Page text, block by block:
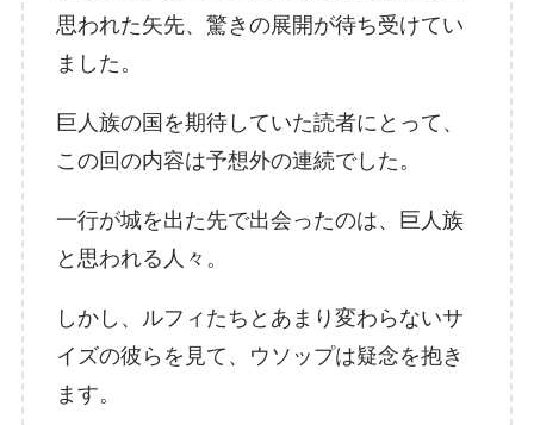
思われた矢先、驚きの展開が待ち受けてい
ました。
巨人族の国を期待していた読者にとって、
この回の内容は予想外の連続でした。
一行が城を出た先で出会ったのは、巨人族
と思われる人々。
しかし、ルフィたちとあまり変わらないサ
イズの彼らを見て、ウソップは疑念を抱き
ます。